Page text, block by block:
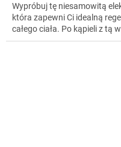
Wypróbuj tę niesamowitą
która zapewni Ci idealną
całego ciała. Po kąpieli z tą